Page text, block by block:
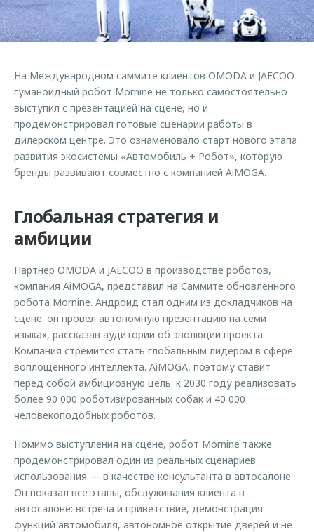
Страхование
Кредитный калькулятор
Одежда и сувениры
Оригинальные аксессуары
Запчасти
Трейд-ин
Клиентская поддержка
O&J Автоклуб
Приложение O&J
Аксессуары
Одежда и сувениры
Оригинальные аксессуары
Обратная связь
На Международном саммите клиентов OMODA и JAECOO
гуманоидный робот Mornine не только самостоятельно
выступил с презентацией на сцене, но и
продемонстрировал готовые сценарии работы в
дилерском центре. Это ознаменовало старт нового этапа
развития экосистемы «Автомобиль + Робот», которую
бренды развивают совместно с компанией AiMOGA.
Глобальная стратегия и
амбиции
Партнер OMODA и JAECOO в производстве роботов,
компания AiMOGA, представил на Саммите обновленного
робота Mornine. Андроид стал одним из докладчиков на
сцене: он провел автономную презентацию на семи
языках, рассказав аудитории об эволюции проекта.
Компания стремится стать глобальным лидером в сфере
воплощенного интеллекта. AiMOGA, поэтому ставит
перед собой амбициозную цель: к 2030 году реализовать
более 90 000 роботизированных собак и 40 000
человекоподобных роботов.
Помимо выступления на сцене, робот Mornine также
продемонстрировал один из реальных сценариев
использования — в качестве консультанта в автосалоне.
Он показал все этапы, обслуживания клиента в
автосалоне: встреча и приветствие, демонстрация
функций автомобиля, автономное открытие дверей и не